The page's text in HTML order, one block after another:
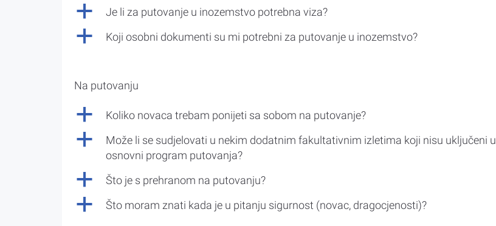
a Je li za putovanje u inozemstvo potrebna viza?
a Koji osobni dokumenti su mi potrebni za putovanje u inozemstvo?
Na putovanju
a Koliko novaca trebam ponijeti sa sobom na putovanje?
a
Može li se sudjelovati u nekim dodatnim fakultativnim izletima koji nisu uključeni u
osnovni program putovanja?
a Što je s prehranom na putovanju?
a Što moram znati kada je u pitanju sigurnost (novac, dragocjenosti)?